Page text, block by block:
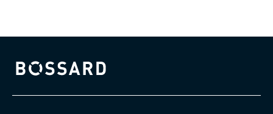
Bossard homepage